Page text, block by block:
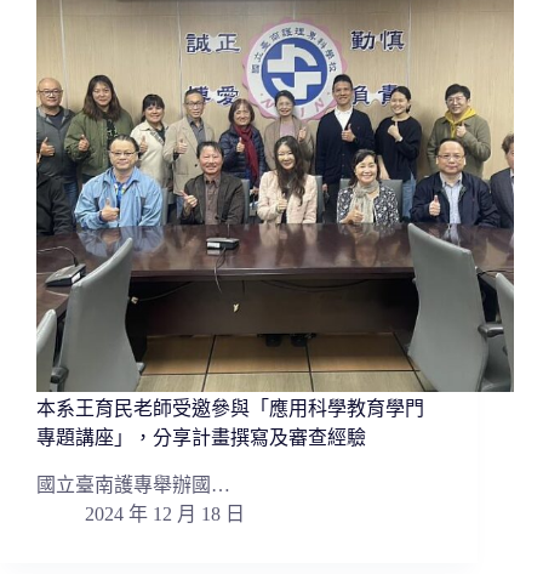
本系王育民老師受邀參與「應用科學教育學門
專題講座」，分享計畫撰寫及審查經驗
國立臺南護專舉辦國…
2024 年 12 月 18 日